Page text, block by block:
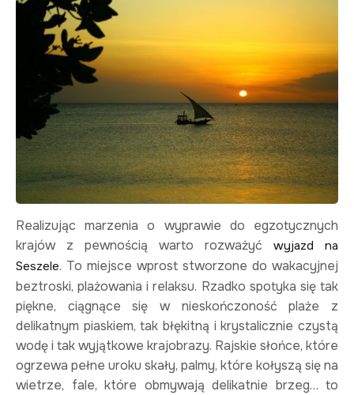
Realizując marzenia o wyprawie do egzotycznych
krajów z pewnością warto rozważyć wyjazd na
Seszele. To miejsce wprost stworzone do wakacyjnej
beztroski, plażowania i relaksu. Rzadko spotyka się tak
piękne, ciągnące się w nieskończoność plaże z
delikatnym piaskiem, tak błękitną i krystalicznie czystą
wodę i tak wyjątkowe krajobrazy. Rajskie słońce, które
ogrzewa pełne uroku skały, palmy, które kołyszą się na
wietrze, fale, które obmywają delikatnie brzeg… to